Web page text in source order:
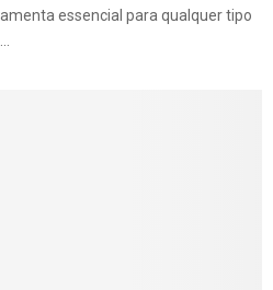
essencial para qualquer tipo